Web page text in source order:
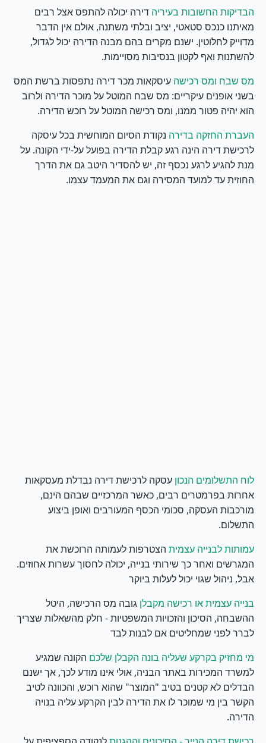
הבדיקות החשובות בעיריה דירה יכולה להתפס אצל רבים
מאיתנו כנכס סטאטי, יציב ובלתי משתנה, אולם אין הדבר
מדוייק לחלוטין. ישנם מקרים בהם מבנה הדירה יכול לגדול,
להשתנות ואף לקטון בנסיבות מסויימות.
מס שבח ומס רכישה עיסקאות מכר דירה נתפסות ברשת המס
בשני אופנים עיקריים: מס שבח המוטל על מוכר הדירה ולרוב
הוא יהיה פטור ממנו, ומס רכישה המוטל על רוכש הדירה.
העברת החזקה בדירה נקודת הסיום המוחשית בכל עיסקה
לרכישת דירה הינה רגע קבלת הדירה בפועל על-ידי הקונה. על
מנת להגיע לרגע נכסף זה, יש להסדיר היטב גם את הדרך
החוזית עד למועד המסירה וגם את המעמד עצמו.
לוח התשלומים הנכון עסקה לרכישת דירה נבדלת מעסקאות
אחרות בפרמטרים רבים, כאשר המרכזיים שבהם הינם,
מורכבות העסקה, סכומי הכסף המעורבים ואופן ביצוע
התשלום.
עמותות לבנייה עצמית הצטרפות לעמותה הרוכשת את
המגרשים ואחר כך שירותי בנייה, יכולה לחסוך עשרות אחוזים.
אבל, ניהול שגוי יכול לעלות ביוקר
בנייה עצמית או רכישה מקבלן גובה מס הרכישה, היטל
ההשבחה, הסיכון והזכויות המשפטיות - חלק מהשאלות שצריך
לברר לפני שמחליטים אם לבנות לבד
מי מחזיק בקרקע שעליה בונה הקבלן שלכם הקונה שמגיע
למשרד המכירות באתר הבניה, אולי אינו מודע לכך, אך ישנם
הבדלים לא קטנים בטיב "המוצר" שהוא רוכש, והכוונה לטיב
הקשר בין מי שמוכר לו את הדירה לבין הקרקע עליה בנויה
הדירה.